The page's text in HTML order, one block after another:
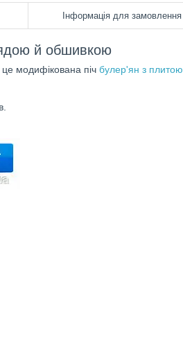
Інформація для замовлення
й обшивкою
модифікована піч булер'ян з плитою